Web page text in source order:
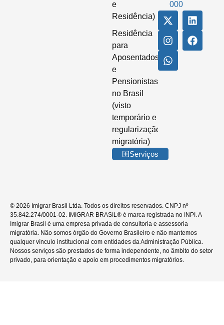
e
Residência)
Residência
para
Aposentados
e
Pensionistas
no Brasil
(visto
temporário e
regularização
migratória)
Serviços
000
© 2026 Imigrar Brasil Ltda. Todos os direitos reservados. CNPJ nº
35.842.274/0001-02. IMIGRAR BRASIL® é marca registrada no INPI. A
Imigrar Brasil é uma empresa privada de consultoria e assessoria
migratória. Não somos órgão do Governo Brasileiro e não mantemos
qualquer vínculo institucional com entidades da Administração Pública.
Nossos serviços são prestados de forma independente, no âmbito do setor
privado, para orientação e apoio em procedimentos migratórios.